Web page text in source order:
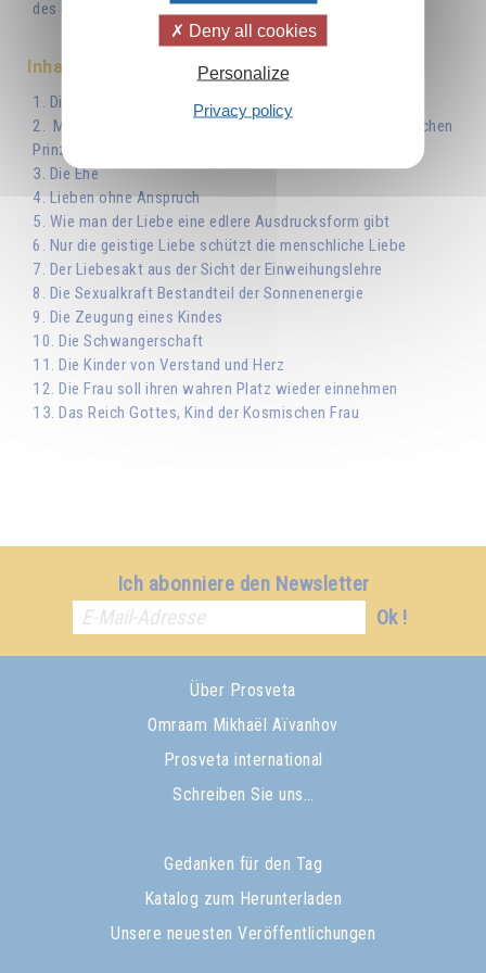
des Menschen.
Inhaltsverzeichnis
1. Die geistige Galvanoplastik
2. Mann und Frau - Abbild des männlichen und weiblichen
Prinzips
3. Die Ehe
4. Lieben ohne Anspruch
5. Wie man der Liebe eine edlere Ausdrucksform gibt
6. Nur die geistige Liebe schützt die menschliche Liebe
7. Der Liebesakt aus der Sicht der Einweihungslehre
8. Die Sexualkraft Bestandteil der Sonnenenergie
9. Die Zeugung eines Kindes
10. Die Schwangerschaft
11. Die Kinder von Verstand und Herz
12. Die Frau soll ihren wahren Platz wieder einnehmen
13. Das Reich Gottes, Kind der Kosmischen Frau
Ich abonniere den Newsletter
Ok !
Über Prosveta
Omraam Mikhaël Aïvanhov
Prosveta international
Schreiben Sie uns…
Gedanken für den Tag
Katalog zum Herunterladen
Unsere neuesten Veröffentlichungen
Deny all cookies
Personalize
Privacy policy